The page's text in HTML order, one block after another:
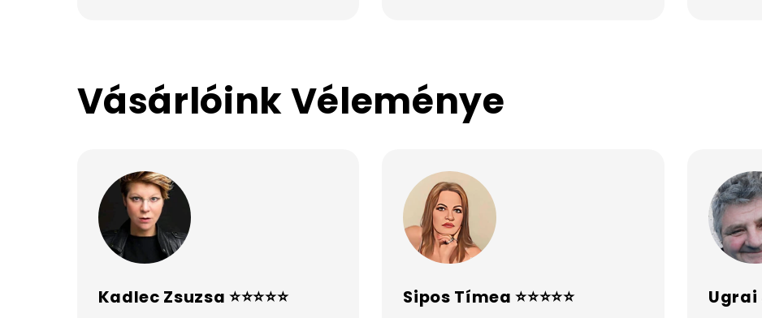
Vásárlóink Véleménye
Kadlec Zsuzsa ⭐⭐⭐⭐⭐ Sipos Tímea ⭐⭐⭐⭐⭐ Ugrai